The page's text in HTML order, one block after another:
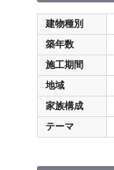
建物種別
築年数
施工期間
地域
家族構成
テーマ